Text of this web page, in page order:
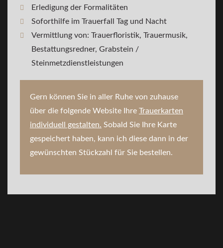
Erledigung der Formalitäten
Soforthilfe im Trauerfall Tag und Nacht
Vermittlung von: Trauerfloristik, Trauermusik,
Bestattungsredner, Grabstein /
Steinmetzdienstleistungen
Gern können Sie in aller Ruhe von zuhause
über die folgende Website Ihre Trauerkarten
individuell gestalten. Sobald Sie Ihre Karte
gespeichert haben, kann ich diese dann in der
gewünschten Stückzahl für Sie bestellen.